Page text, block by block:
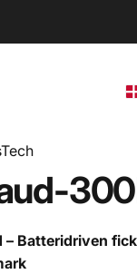
-300
– Batteridriven